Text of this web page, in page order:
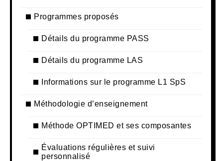
Programmes proposés
Détails du programme PASS
Détails du programme LAS
Informations sur le programme L1 SpS
Méthodologie d’enseignement
Méthode OPTIMED et ses composantes
Évaluations régulières et suivi
personnalisé